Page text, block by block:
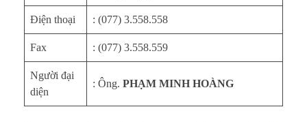
Điện thoại : (077) 3.558.558
Fax : (077) 3.558.559
Người đại
diện
: Ông. PHẠM MINH HOÀNG